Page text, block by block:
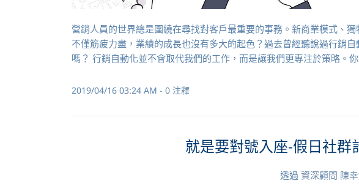
營銷人員的世界總是圍繞在尋找對客戶最重要的事務。新商業模式、
不僅筋疲力盡，業績的成長也沒有多大的起色？過去曾經聽說過行銷
嗎？ 行銷自動化並不會取代我們的工作，而是讓我們更專注於策略。
2019/04/16 03:24 AM - 0 注釋
就是要對號入座-假日社群
透過 資深顧問 陳